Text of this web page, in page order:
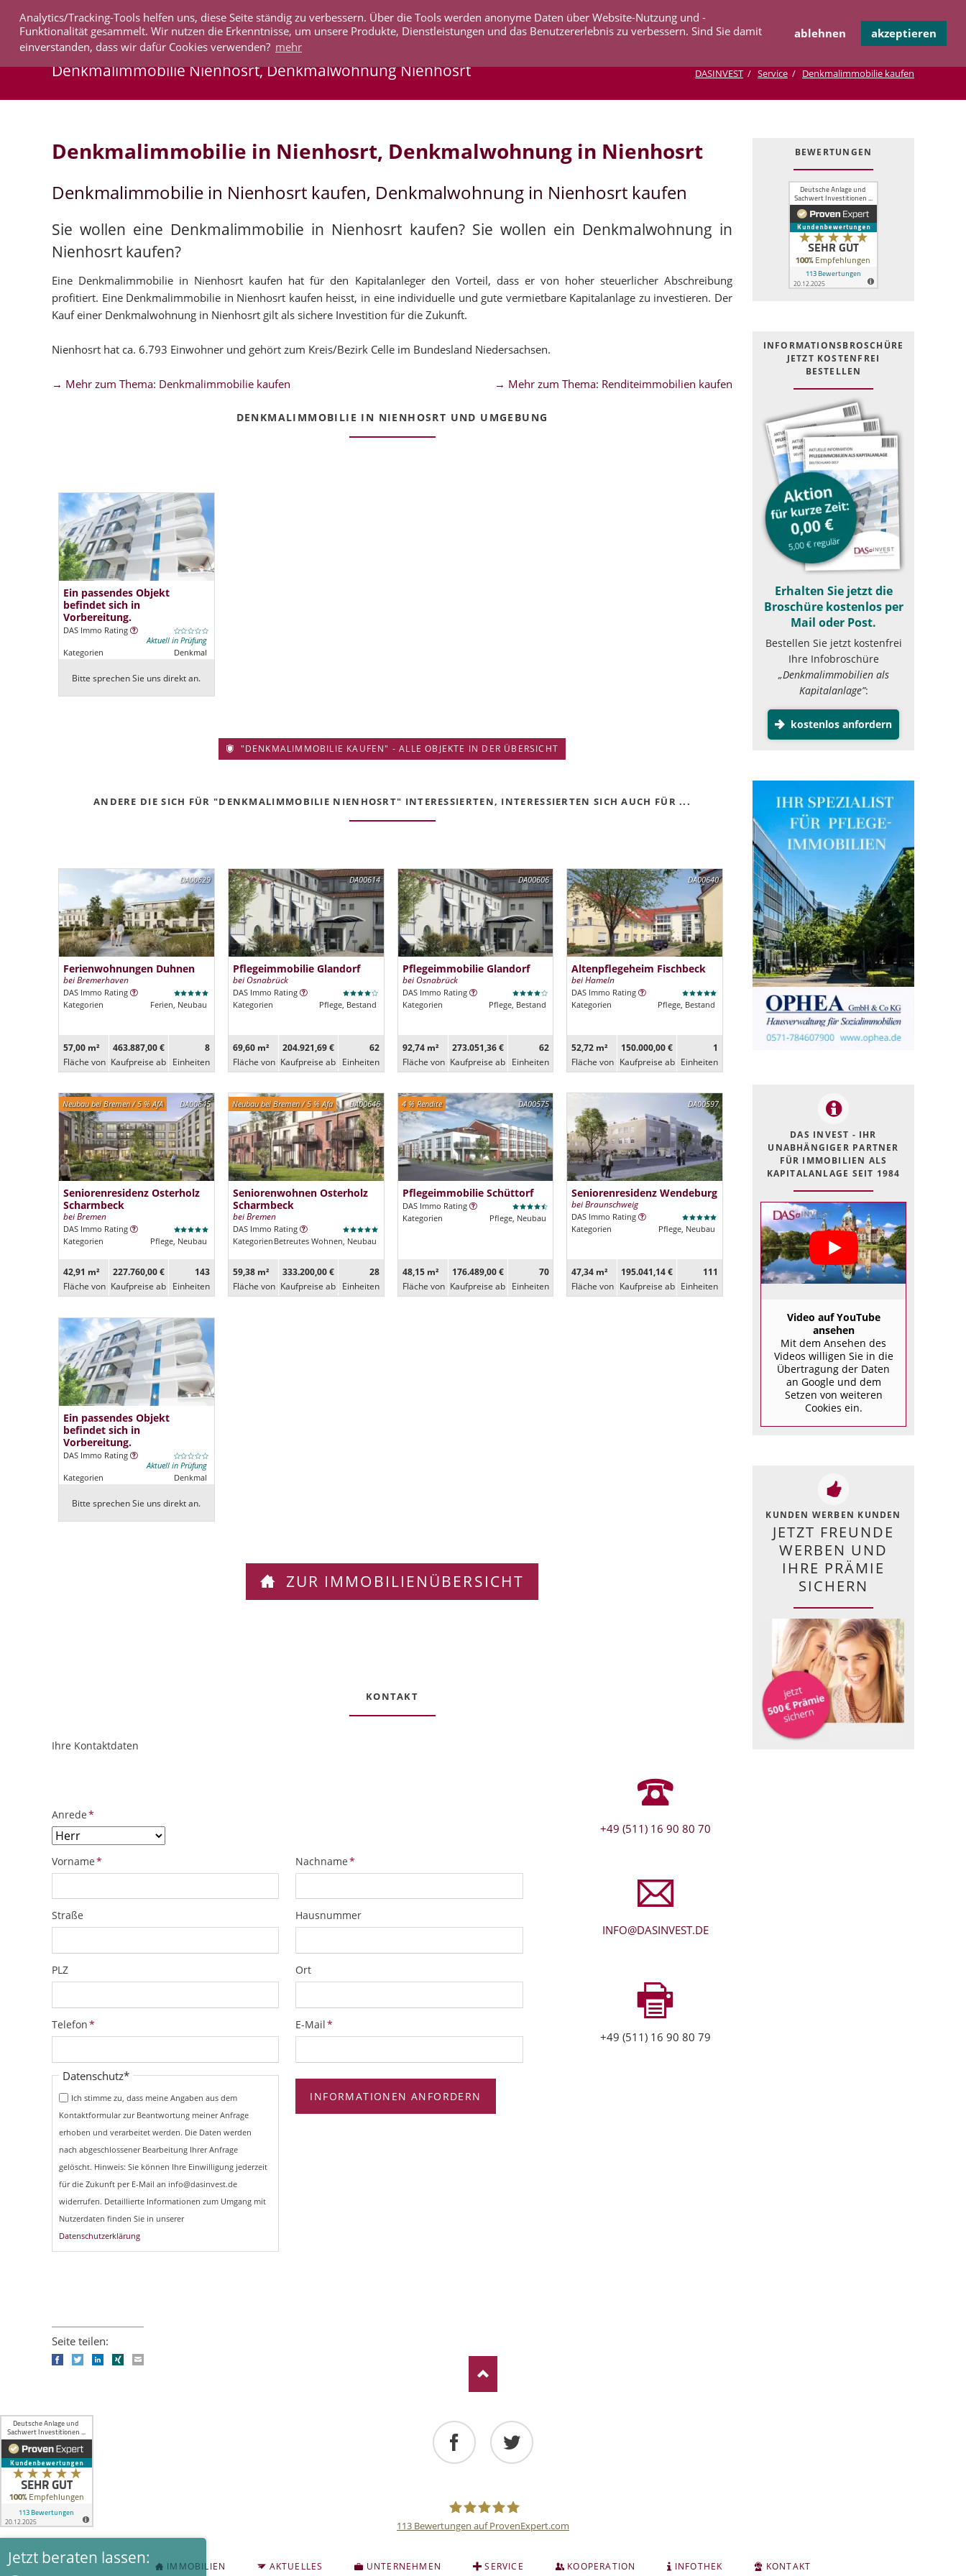
Analytics/Tracking-Tools helfen uns, diese Seite ständig zu verbessern. Über die Tools werden anonyme Daten über Website-Nutzung und -
Funktionalität gesammelt. Wir nutzen die Erkenntnisse, um unsere Produkte, Dienstleistungen und das Benutzererlebnis zu verbessern. Sind Sie damit
einverstanden, dass wir dafür Cookies verwenden? mehr
ablehnen akzeptieren
Jetzt beraten lassen:
überspringen
IMMOBILIEN AKTUELLES UNTERNEHMEN SERVICE KOOPERATION KONTAKT
Denkmalimmobilie Nienhosrt, Denkmalwohnung Nienhosrt DASINVEST Service Denkmalimmobilie kaufen
Denkmalimmobilie in Nienhosrt, Denkmalwohnung in Nienhosrt
Denkmalimmobilie in Nienhosrt kaufen, Denkmalwohnung in Nienhosrt kaufen
Sie wollen eine Denkmalimmobilie in Nienhosrt kaufen? Sie wollen ein Denkmalwohnung in
Nienhosrt kaufen?
Eine Denkmalimmobilie in Nienhosrt kaufen hat für den Kapitalanleger den Vorteil, dass er von hoher steuerlicher Abschreibung
profitiert. Eine Denkmalimmobilie in Nienhosrt kaufen heisst, in eine individuelle und gute vermietbare Kapitalanlage zu investieren. Der
Kauf einer Denkmalwohnung in Nienhosrt gilt als sichere Investition für die Zukunft.
Nienhosrt hat ca. 6.793 Einwohner und gehört zum Kreis/Bezirk Celle im Bundesland Niedersachsen.
→ Mehr zum Thema: Denkmalimmobilie kaufen → Mehr zum Thema: Renditeimmobilien kaufen
DENKMALIMMOBILIE IN NIENHOSRT UND UMGEBUNG
Ein passendes Objekt
befindet sich in
Vorbereitung.
DAS Immo Rating
Aktuell in Prüfung
Kategorien
Denkmal
Bitte sprechen Sie uns direkt an.
"DENKMALIMMOBILIE KAUFEN" - ALLE OBJEKTE IN DER ÜBERSICHT
ANDERE DIE SICH FÜR "DENKMALIMMOBILIE NIENHOSRT" INTERESSIERTEN, INTERESSIERTEN SICH AUCH FÜR ...
DA00629
Ferienwohnungen Duhnen
bei Bremerhaven
DAS Immo Rating
Kategorien
Ferien, Neubau
57,00 m²
Fläche von
463.887,00 €
Kaufpreise ab
8
Ein­heiten
DA00614
Pflegeimmobilie Glandorf
bei Osnabrück
DAS Immo Rating
Kategorien
Pflege, Bestand
69,60 m²
Fläche von
204.921,69 €
Kaufpreise ab
62
Ein­heiten
DA00606
Pflegeimmobilie Glandorf
bei Osnabrück
DAS Immo Rating
Kategorien
Pflege, Bestand
92,74 m²
Fläche von
273.051,36 €
Kaufpreise ab
62
Ein­heiten
DA00640
Altenpflegeheim Fischbeck
bei Hameln
DAS Immo Rating
Kategorien
Pflege, Bestand
52,72 m²
Fläche von
150.000,00 €
Kaufpreise ab
1
Ein­heiten
DA00645
Neubau bei Bremen / 5 % AfA
Seniorenresidenz Osterholz
Scharmbeck
bei Bremen
DAS Immo Rating
Kategorien
Pflege, Neubau
42,91 m²
Fläche von
227.760,00 €
Kaufpreise ab
143
Ein­heiten
DA00646
Neubau bei Bremen / 5 % Afa
Seniorenwohnen Osterholz
Scharmbeck
bei Bremen
DAS Immo Rating
Kategorien Betreutes Wohnen, Neubau
59,38 m²
Fläche von
333.200,00 €
Kaufpreise ab
28
Ein­heiten
DA00575
4 % Rendite
Pflegeimmobilie Schüttorf
DAS Immo Rating
Kategorien
Pflege, Neubau
48,15 m²
Fläche von
176.489,00 €
Kaufpreise ab
70
Ein­heiten
DA00597
Seniorenresidenz Wendeburg
bei Braunschweig
DAS Immo Rating
Kategorien
Pflege, Neubau
47,34 m²
Fläche von
195.041,14 €
Kaufpreise ab
111
Ein­heiten
Ein passendes Objekt
befindet sich in
Vorbereitung.
DAS Immo Rating
Aktuell in Prüfung
Kategorien
Denkmal
Bitte sprechen Sie uns direkt an.
ZUR IMMOBILIENÜBERSICHT
KONTAKT
ObjektPlatzhalter
URL
Ihre Kontaktdaten
Pflichtfeld
Anrede*
Pflichtfeld
Vorname* Pflichtfeld
Nachname*
Straße Hausnummer
PLZ Ort
Pflichtfeld
Telefon* Pflichtfeld
E-Mail*
Pflichtfeld
Datenschutz*
Ich stimme zu, dass meine Angaben aus dem
Kontaktformular zur Beantwortung meiner Anfrage
erhoben und verarbeitet werden. Die Daten werden
nach abgeschlossener Bearbeitung Ihrer Anfrage
gelöscht. Hinweis: Sie können Ihre Einwilligung jederzeit
für die Zukunft per E-Mail an info@dasinvest.de
widerrufen. Detaillierte Informationen zum Umgang mit
Nutzerdaten finden Sie in unserer
Datenschutzerklärung
INFORMATIONEN ANFORDERN
+49 (511) 16 90 80 70
INFO@DASINVEST.DE
+49 (511) 16 90 80 79
BEWERTUNGEN
INFOR­MATIONS­BROSCHÜRE
JETZT KOSTEN­FREI
BESTELLEN
Erhalten Sie jetzt die
Broschüre kostenlos per
Mail oder Post.
Bestellen Sie jetzt kostenfrei
Ihre Infobroschüre
„Denkmalimmobilien als
Kapitalanlage”:
kostenlos anfordern
DAS INVEST - IHR
UNABHÄNGIGER PARTNER
FÜR IMMOBILIEN ALS
KAPITALANLAGE SEIT 1984
Video auf YouTube
ansehen
Mit dem Ansehen des
Videos willigen Sie in die
Übertragung der Daten
an Google und dem
Setzen von weiteren
Cookies ein.
KUNDEN WERBEN KUNDEN
JETZT FREUNDE
WERBEN UND
IHRE PRÄMIE
SICHERN
Seite teilen:
FacebookTwitterLinkedIn
Xing
113 Bewertungen auf ProvenExpert.com
NAVIGATION
ÜBERSPRINGEN
IMMOBILIEN AKTUELLES UNTERNEHMEN SERVICE KOOPERATION INFOTHEK KONTAKT